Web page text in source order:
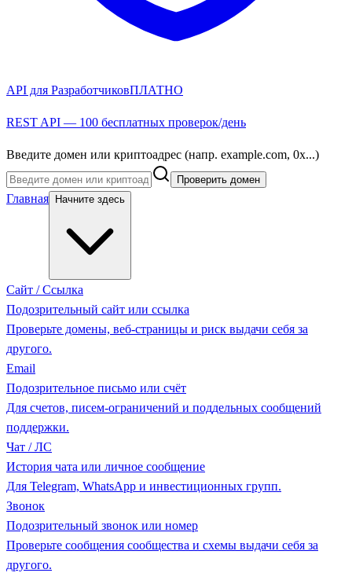
API для РазработчиковПЛАТНО
REST API — 100 бесплатных проверок/день
Введите домен или криптоадрес (напр. example.com, 0x...)
Проверить домен
Главная Начните здесь
Сайт / Ссылка
Подозрительный сайт или ссылка
Проверьте домены, веб-страницы и риск выдачи себя за
другого.
Email
Подозрительное письмо или счёт
Для счетов, писем-ограничений и поддельных сообщений
поддержки.
Чат / ЛС
История чата или личное сообщение
Для Telegram, WhatsApp и инвестиционных групп.
Звонок
Подозрительный звонок или номер
Проверьте сообщения сообщества и схемы выдачи себя за
другого.